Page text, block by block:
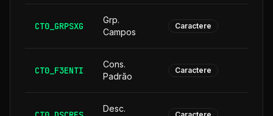
CT0_GRPSXG
Grp.
Campos
Caractere
CT0_F3ENTI
Cons.
Padrão
Caractere
Desc.